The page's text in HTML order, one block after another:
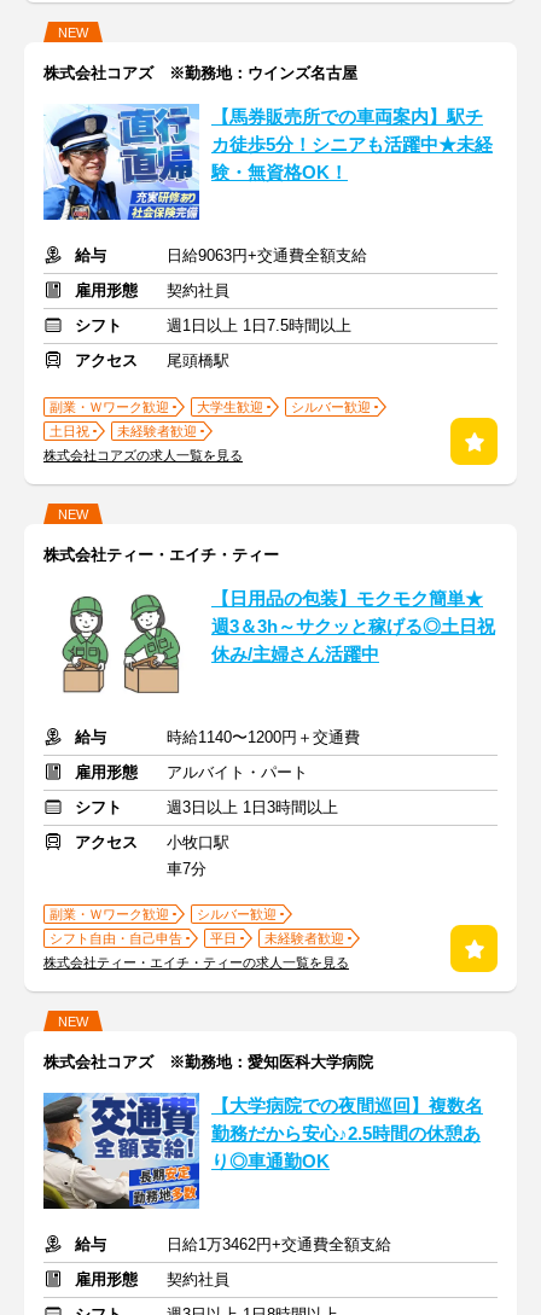
NEW
株式会社コアズ ※勤務地：ウインズ名古屋
【馬券販売所での車両案内】駅チ
カ徒歩5分！シニアも活躍中★未経
験・無資格OK！
給与
日給9063円+交通費全額支給
雇用形態
契約社員
シフト
週1日以上 1日7.5時間以上
アクセス
尾頭橋駅
副業・Ｗワーク歓迎 大学生歓迎
シルバー歓迎
土日祝
未経験者歓迎
株式会社コアズの求人一覧を見る
NEW
株式会社ティー・エイチ・ティー
【日用品の包装】モクモク簡単★
週3＆3h～サクッと稼げる◎土日祝
休み/主婦さん活躍中
給与
時給1140〜1200円＋交通費
雇用形態
アルバイト・パート
シフト
週3日以上 1日3時間以上
アクセス
小牧口駅
車7分
副業・Ｗワーク歓迎
シルバー歓迎
シフト自由・自己申告
平日
未経験者歓迎
株式会社ティー・エイチ・ティーの求人一覧を見る
NEW
株式会社コアズ ※勤務地：愛知医科大学病院
【大学病院での夜間巡回】複数名
勤務だから安心♪2.5時間の休憩あ
り◎車通勤OK
給与
日給1万3462円+交通費全額支給
雇用形態
契約社員